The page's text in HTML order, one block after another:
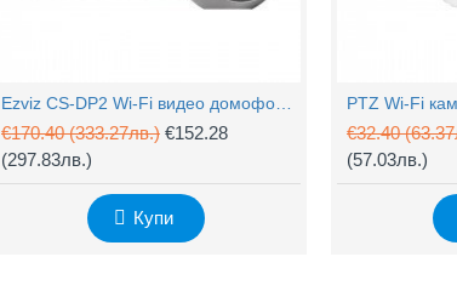
€170.40(333.27лв.) €152.28
(297.83лв.)
Купи
€32.40
(57.03лв.)